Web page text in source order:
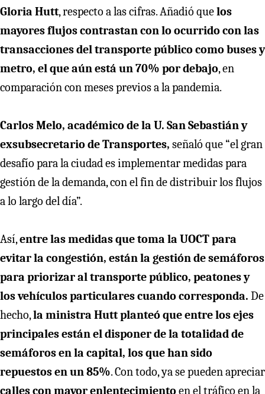
Gloria Hutt, respecto a las cifras. Añadió quelos
mayores flujos contrastan con lo ocurrido con las
transacciones del transporte público como buses y
metro, el que aún está un 70% por debajo, en
comparación con meses previos a la pandemia.
Carlos Melo, académico de la U. San Sebastián y
exsubsecretario de Transportes, señaló que “el gran
desafío para la ciudad es implementar medidas para
gestión de la demanda, con el fin de distribuir los flujos
a lo largo del día”.
Así,entre las medidas que toma la UOCT para
evitar la congestión, están la gestión de semáforos
para priorizar al transporte público, peatones y
los vehículos particulares cuando corresponda. De
hecho,la ministra Hutt planteó que entre los ejes
principales están el disponer de la totalidad de
semáforos en la capital, los que han sido
repuestos en un 85%. Con todo, ya se pueden apreciar
calles con mayor enlentecimiento en el tráfico en la